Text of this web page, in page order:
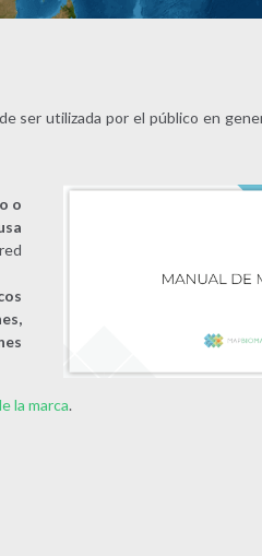
ser utilizada por el público en
o
la marca.